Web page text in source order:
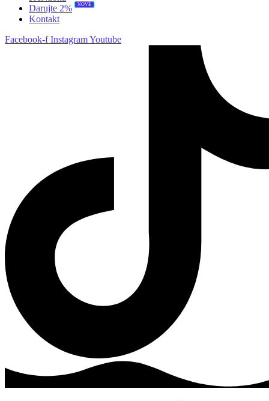
Darujte 2%
NOVÉ
Kontakt
Facebook-f InstagramYoutube